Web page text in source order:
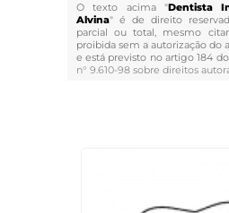
O texto acima "Dentista
Alvina" é de direito
parcial ou total, mesmo
proibida sem a autorização do
e está previsto no artigo 184
n° 9.610-98 sobre direitos